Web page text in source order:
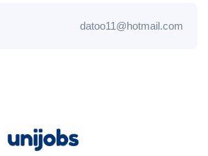
datoo11@hotmail.com